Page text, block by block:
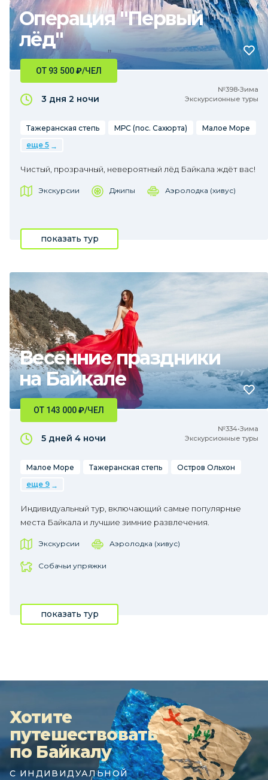
Операция "Первый
лёд"
№398•Зима
Экскурсионные туры
ОТ 93 500₽/ЧЕЛ
3 дня 2 ночи
Тажеранская степь МРС (пос. Сахюрта)
Малое Море
еще 5
Чистый, прозрачный, невероятный лёд Байкала ждёт вас!
Экскурсии Джипы Аэролодка (хивус)
показать тур
Весенние праздники
на Байкале
№334•Зима
Экскурсионные туры
ОТ 143 000₽/ЧЕЛ
5 дней 4 ночи
Малое Море Тажеранская степь
Остров Ольхон
еще 9
Индивидуальный тур, включающий самые популярные
места Байкала и лучшие зимние развлечения.
Экскурсии Аэролодка (хивус)
Собачьи упряжки
показать тур
Хотите
путешествовать
по Байкалу
С ИНДИВИДУАЛЬНОЙ